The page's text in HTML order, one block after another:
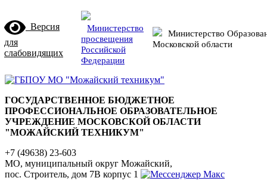
Версия
для
слабовидящих
Министерство
просвещения
Российской
Федерации
Министерство
Московской области
ГОСУДАРСТВЕННОЕ БЮДЖЕТНОЕ
ПРОФЕССИОНАЛЬНОЕ ОБРАЗОВАТЕЛЬНОЕ
УЧРЕЖДЕНИЕ МОСКОВСКОЙ ОБЛАСТИ
"МОЖАЙСКИЙ ТЕХНИКУМ"
+7 (49638) 23-603
МО, муниципальный округ Можайский,
пос. Строитель, дом 7В корпус 1